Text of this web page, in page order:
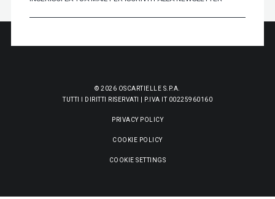
© 2026 OSCARTIELLE S.P.A.
TUTTI I DIRITTI RISERVATI | P.IVA IT 00225960160
PRIVACY POLICY
COOKIE POLICY
COOKIE SETTINGS